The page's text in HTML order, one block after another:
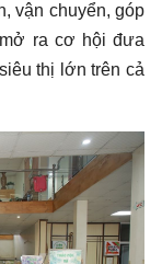
vận chuyển, góp
ra cơ hội đưa
thị lớn trên cả